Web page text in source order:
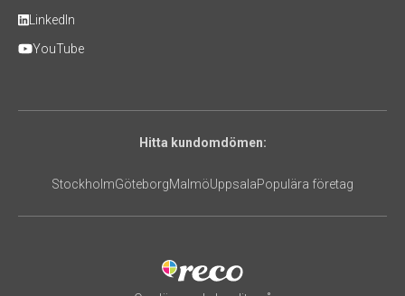
LinkedIn
YouTube
Hitta kundomdömen:
StockholmGöteborgMalmöUppsalaPopulära företag